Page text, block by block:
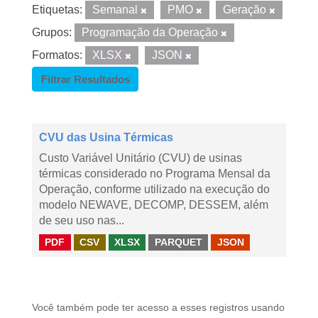
Etiquetas: Semanal PMO
Geração
Grupos:
Programação da Operação
Formatos:
XLSX
JSON
Filtrar Resultados
CVU das Usina Térmicas
Custo Variável Unitário (CVU) de usinas
térmicas considerado no Programa Mensal da
Operação, conforme utilizado na execução do
modelo NEWAVE, DECOMP, DESSEM, além
de seu uso nas...
PDF CSV XLSX PARQUET JSON
Você também pode ter acesso a esses registros usando